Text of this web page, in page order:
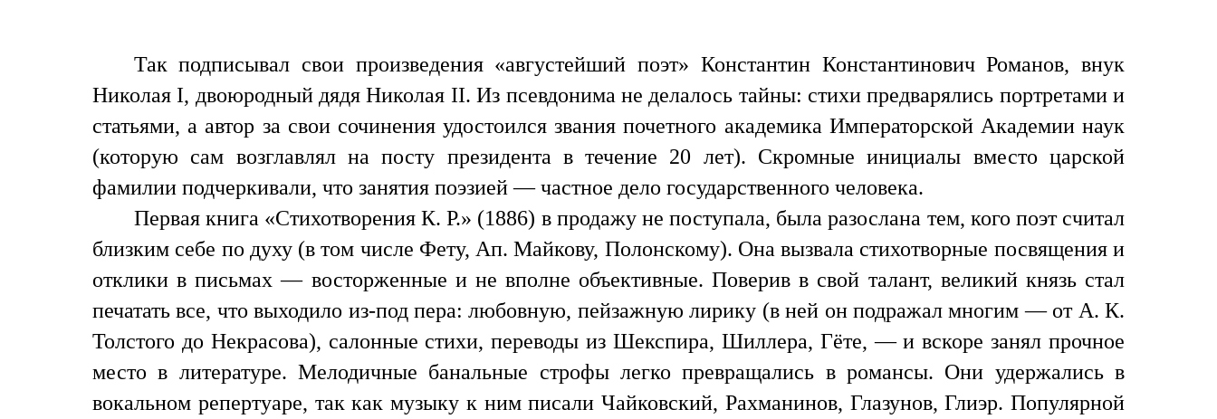
Так подписывал свои произведения «августейший поэт» Константин Константинович Романов, внук
Николая I, двоюродный дядя Николая II. Из псевдонима не делалось тайны: стихи предварялись портретами и
статьями, а автор за свои сочинения удостоился звания почетного академика Императорской Академии наук
(которую сам возглавлял на посту президента в течение 20 лет). Скромные инициалы вместо царской
фамилии подчеркивали, что занятия поэзией — частное дело государственного человека.
Первая книга «Стихотворения К. Р.» (1886) в продажу не поступала, была разослана тем, кого поэт считал
близким себе по духу (в том числе Фету, Ап. Майкову, Полонскому). Она вызвала стихотворные посвящения и
отклики в письмах — восторженные и не вполне объективные. Поверив в свой талант, великий князь стал
печатать все, что выходило из-под пера: любовную, пейзажную лирику (в ней он подражал многим — от А. К.
Толстого до Некрасова), салонные стихи, переводы из Шекспира, Шиллера, Гёте, — и вскоре занял прочное
место в литературе. Мелодичные банальные строфы легко превращались в романсы. Они удержались в
вокальном репертуаре, так как музыку к ним писали Чайковский, Рахманинов, Глазунов, Глиэр. Популярной